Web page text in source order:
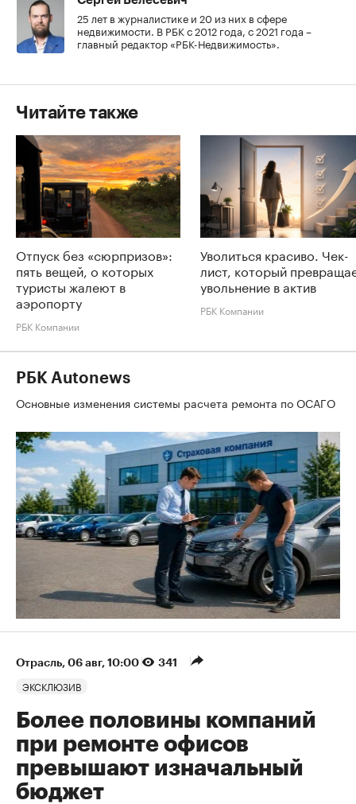
25 лет в журналистике и 20 из них в сфере
недвижимости. В РБК с 2012 года, с 2021 года –
главный редактор «РБК-Недвижимость».
Читайте также
Отпуск без «сюрпризов»:
пять вещей, о которых
туристы жалеют в
аэропорту
РБК Компании
Уволиться красиво. Чек-
лист, который
увольнение в актив
РБК Компании
РБК Autonews
Основные изменения системы расчета ремонта по ОСАГО
Отрасль 06 авг, 10:00 341
ЭКСКЛЮЗИВ
Более половины компаний
при ремонте офисов
превышают изначальный
бюджет